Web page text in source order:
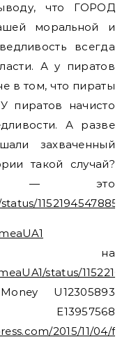
что ГОРОД
моральной и
всегда
А у пиратов
в том, что пираты
пиратов начисто
А разве
захваченный
такой случай?
— это
на
status/
U12305893
2015/11/04/